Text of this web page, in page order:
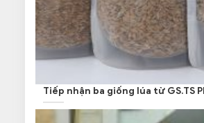
Tiếp nhận ba giống lúa từ GS.TS